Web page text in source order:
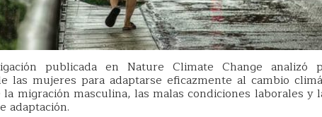
publicada en Nature Climate Change
las mujeres para adaptarse eficazmente al cambio
migración masculina, las malas condiciones laborales y
adaptación.